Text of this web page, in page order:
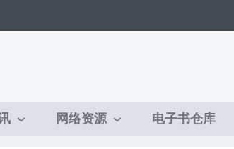
网络资源 电子书仓库